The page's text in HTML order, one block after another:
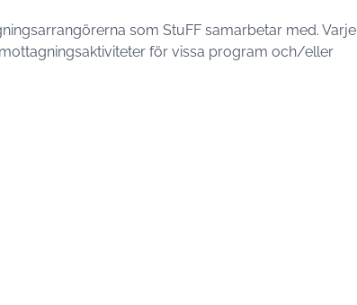
som StuFF samarbetar med. Varje
för vissa program och/eller